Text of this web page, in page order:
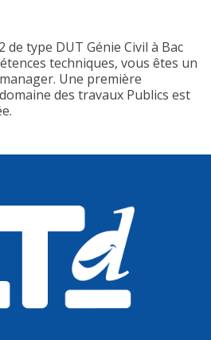
de type DUT Génie Civil à Bac
techniques, vous êtes un
Une première
des travaux Publics est